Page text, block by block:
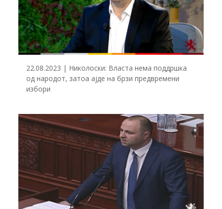
22.08.2023 | Николоски: Власта нема поддршка
од народот, затоа ајде на брзи предвремени
избори